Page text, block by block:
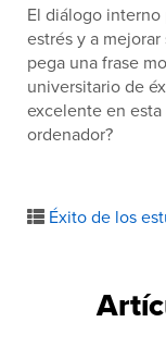
El diálogo
estrés y a
pega una frase
universitario de
excelente en esta
ordenador?
Éxito de los